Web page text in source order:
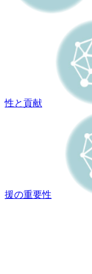
性と貢献
援の重要性